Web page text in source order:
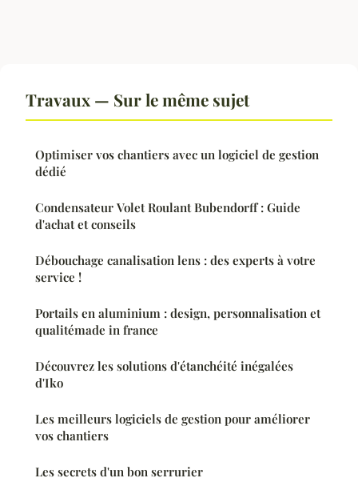
Travaux — Sur le même sujet
Optimiser vos chantiers avec un logiciel de gestion
dédié
Condensateur Volet Roulant Bubendorff : Guide
d'achat et conseils
Débouchage canalisation lens : des experts à votre
service !
Portails en aluminium : design, personnalisation et
qualitémade in france
Découvrez les solutions d'étanchéité inégalées
d'Iko
Les meilleurs logiciels de gestion pour améliorer
vos chantiers
Les secrets d'un bon serrurier